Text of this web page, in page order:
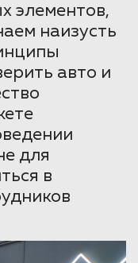
элементов,
наизусть
авто и
для
в